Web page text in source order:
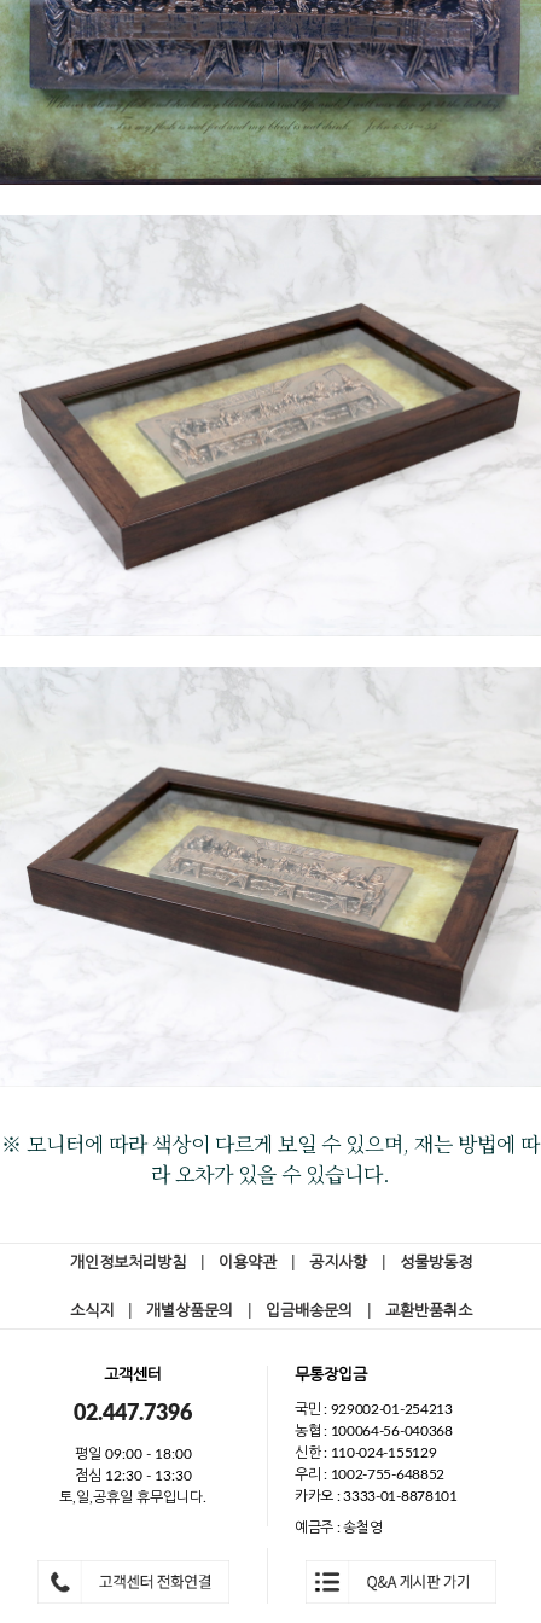
※ 모니터에 따라 색상이 다르게 보일 수 있으며, 재는 방법에 따
라 오차가 있을 수 있습니다.
개인정보처리방침 이용약관 공지사항 성물방동정
소식지 개별상품문의 입금배송문의 교환반품취소
고객센터
02.447.7396
평일 09:00 - 18:00
점심 12:30 - 13:30
토,일,공휴일 휴무입니다.
무통장입금
국민 : 929002-01-254213
농협 : 100064-56-040368
신한 : 110-024-155129
우리 : 1002-755-648852
카카오 : 3333-01-8878101
예금주 : 송철영